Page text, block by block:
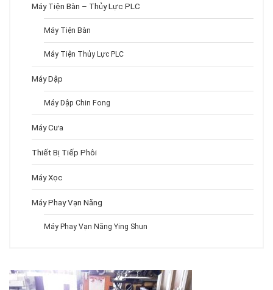
Máy Tiện Bàn – Thủy Lực PLC
Máy Tiện Bàn
Máy Tiện Thủy Lực PLC
Máy Dập
Máy Dập Chin Fong
Máy Cưa
Thiết Bị Tiếp Phôi
Máy Xọc
Máy Phay Vạn Năng
Máy Phay Vạn Năng Ying Shun